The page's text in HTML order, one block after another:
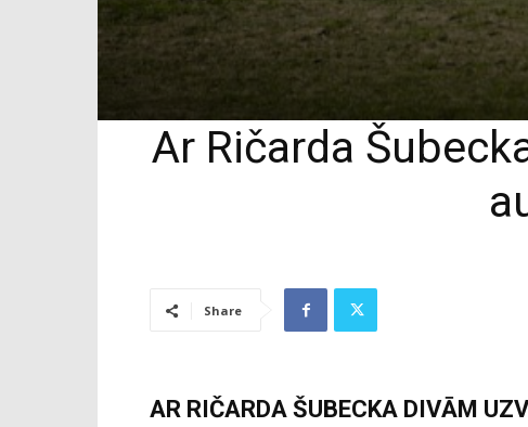
Ar Ričarda
Share
AR RIČARDA ŠUBECKA DIVĀM